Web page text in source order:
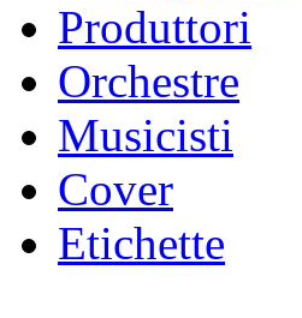
Produttori
Orchestre
Musicisti
Cover
Etichette